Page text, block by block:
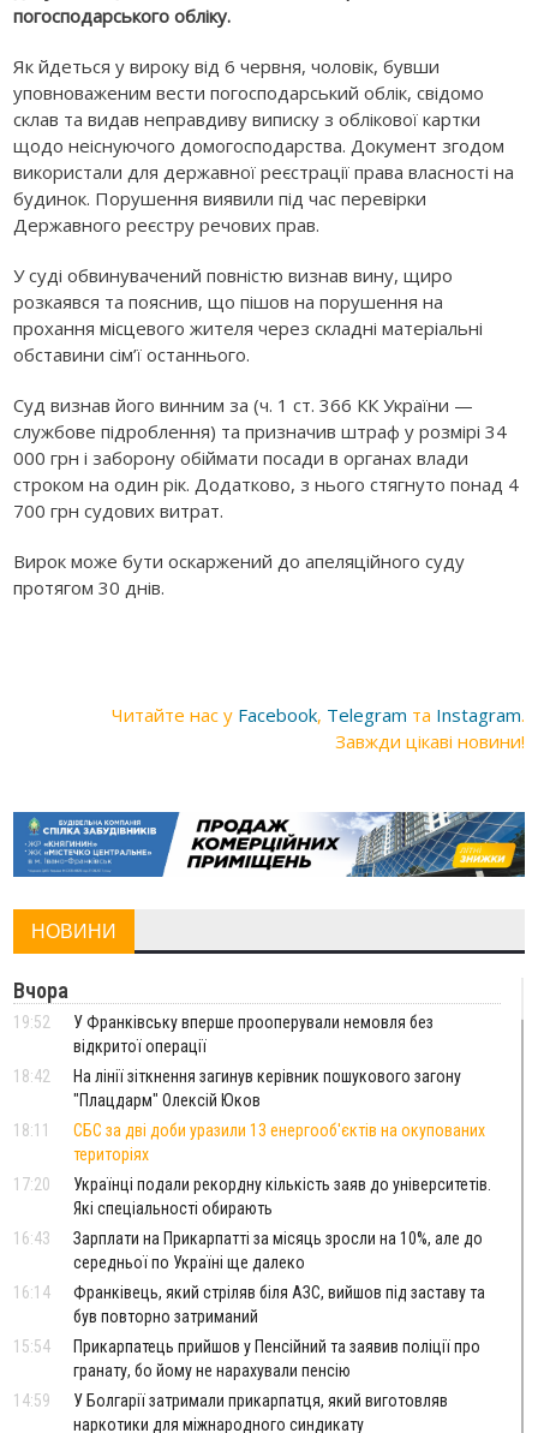
погосподарського обліку.
Як йдеться у вироку від 6 червня, чоловік, бувши
уповноваженим вести погосподарський облік, свідомо
склав та видав неправдиву виписку з облікової картки
щодо неіснуючого домогосподарства. Документ згодом
використали для державної реєстрації права власності на
будинок. Порушення виявили під час перевірки
Державного реєстру речових прав.
У суді обвинувачений повністю визнав вину, щиро
розкаявся та пояснив, що пішов на порушення на
прохання місцевого жителя через складні матеріальні
обставини сім’ї останнього.
Суд визнав його винним за (ч. 1 ст. 366 КК України —
службове підроблення) та призначив штраф у розмірі 34
000 грн і заборону обіймати посади в органах влади
строком на один рік. Додатково, з нього стягнуто понад 4
700 грн судових витрат.
Вирок може бути оскаржений до апеляційного суду
протягом 30 днів.
Читайте нас у Facebook, Telegram та Instagram.
Завжди цікаві новини!
НОВИНИ
Вчора
19:52
У Франківську вперше прооперували немовля без
відкритої операції
18:42
На лінії зіткнення загинув керівник пошукового загону
"Плацдарм" Олексій Юков
18:11
СБС за дві доби уразили 13 енергооб'єктів на окупованих
територіях
17:20
Українці подали рекордну кількість заяв до університетів.
Які спеціальності обирають
16:43
Зарплати на Прикарпатті за місяць зросли на 10%, але до
середньої по Україні ще далеко
16:14
Франківець, який стріляв біля АЗС, вийшов під заставу та
був повторно затриманий
15:54
Прикарпатець прийшов у Пенсійний та заявив поліції про
гранату, бо йому не нарахували пенсію
14:59
У Болгарії затримали прикарпатця, який виготовляв
наркотики для міжнародного синдикату